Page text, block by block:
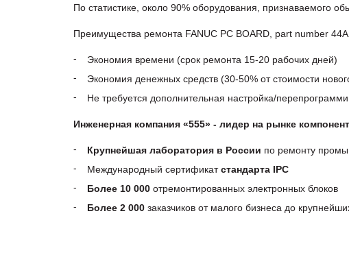
По статистике, около 90% оборудования, признаваемого
Преимущества ремонта FANUC PC BOARD, part number
Экономия времени (срок ремонта 15-20 рабочих дней)
Экономия денежных средств (30-50% от стоимости
Не требуется дополнительная настройка/
Инженерная компания «555» - лидер на рынке
Крупнейшая лаборатория в России по ремонту
Международный сертификатстандарта IPC
Более 10 000 отремонтированных электронных блоков
Более 2 000 заказчиков от малого бизнеса до